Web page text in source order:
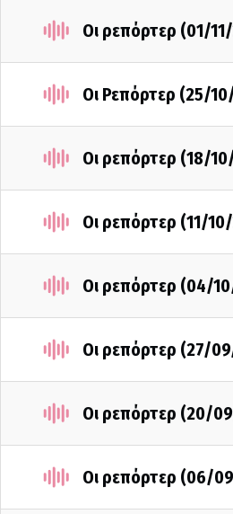
Οι ρεπόρτερ (01/
Οι Ρεπόρτερ (25/
Οι ρεπόρτερ (18/
Οι ρεπόρτερ (11/
Οι ρεπόρτερ (04/
Οι ρεπόρτερ (27/
Οι ρεπόρτερ (20/
Οι ρεπόρτερ (06/